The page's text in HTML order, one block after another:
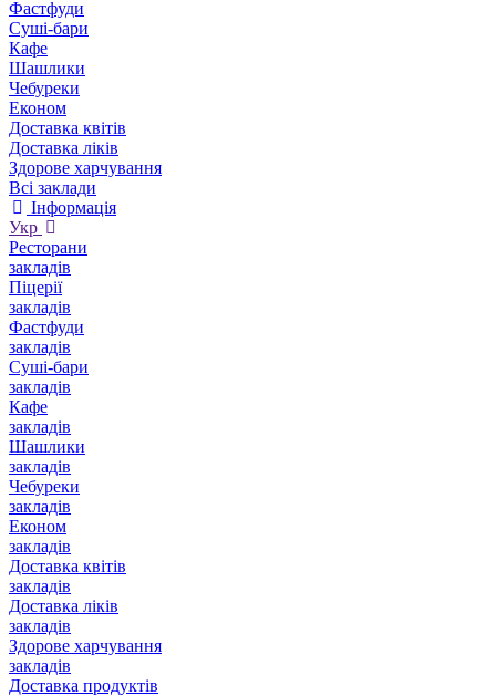
Фастфуди
Суші-бари
Кафе
Шашлики
Чебуреки
Економ
Доставка квітів
Доставка ліків
Здорове харчування
Всі заклади
Інформація
Укр
Ресторани
закладів
Піцерії
закладів
Фастфуди
закладів
Суші-бари
закладів
Кафе
закладів
Шашлики
закладів
Чебуреки
закладів
Економ
закладів
Доставка квітів
закладів
Доставка ліків
закладів
Здорове харчування
закладів
Доставка продуктів